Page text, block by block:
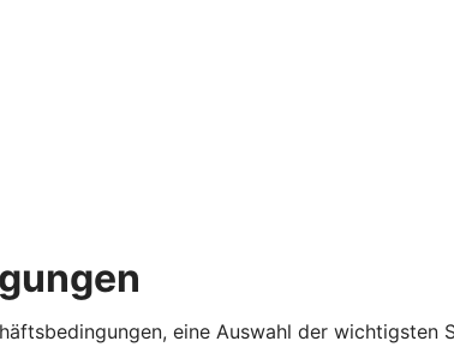
eine Auswahl der